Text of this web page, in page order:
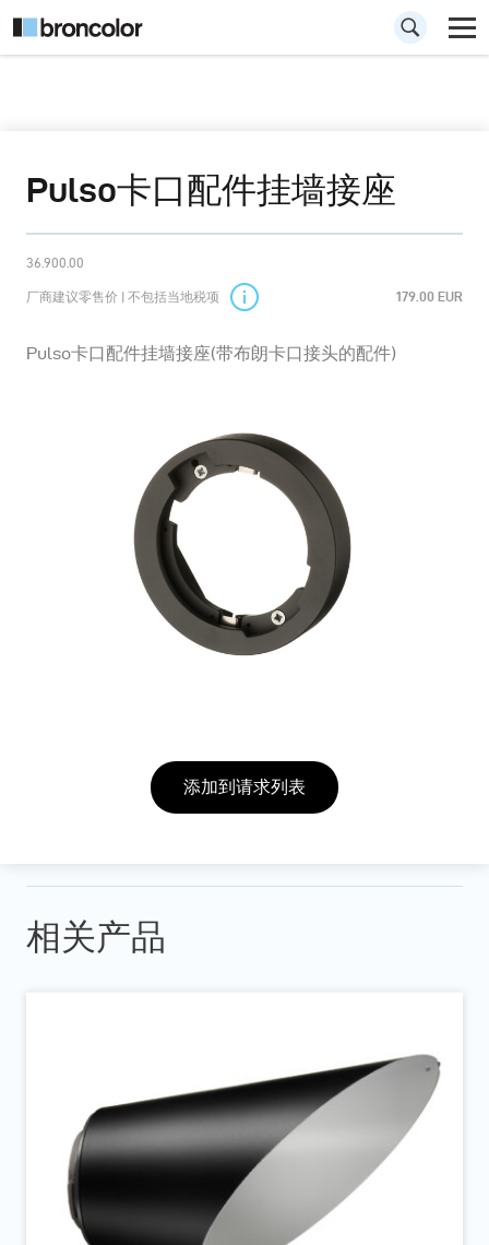
Pulso卡口配件挂墙接座
36.900.00
厂商建议零售价 | 不包括当地税项 179.00 EUR
Pulso卡口配件挂墙接座(带布朗卡口接头的配件)
添加到请求列表
相关产品